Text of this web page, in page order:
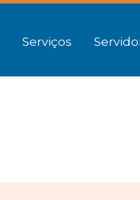
Serviços